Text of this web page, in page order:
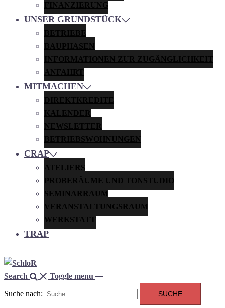
FINANZIERUNG
UNSER GRUNDSTÜCK
BETRIEBE
BAUPHASEN
INFORMATIONEN ZUR ZUGÄNGLICHKEIT
ANFAHRT
MITMACHEN
DIREKTKREDITE
KALENDER
NEWSLETTER
BETRIEBSWOHNUNGEN
CRAP
ATELIERS
PROBERÄUME UND TONSTUDIO
SEMINARRAUM
VERANSTALTUNGSRAUM
WERKSTATT
TRAP
Search Toggle menu
Suche nach: